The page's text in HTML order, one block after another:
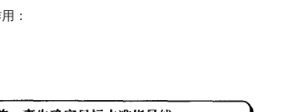
：